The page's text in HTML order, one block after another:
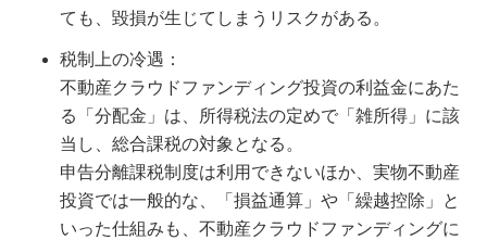
ても、毀損が生じてしまうリスクがある。
税制上の冷遇：
不動産クラウドファンディング投資の利益金にあた
る「分配金」は、所得税法の定めで「雑所得」に該
当し、総合課税の対象となる。
申告分離課税制度は利用できないほか、実物不動産
投資では一般的な、「損益通算」や「繰越控除」と
いった仕組みも、不動産クラウドファンディングに